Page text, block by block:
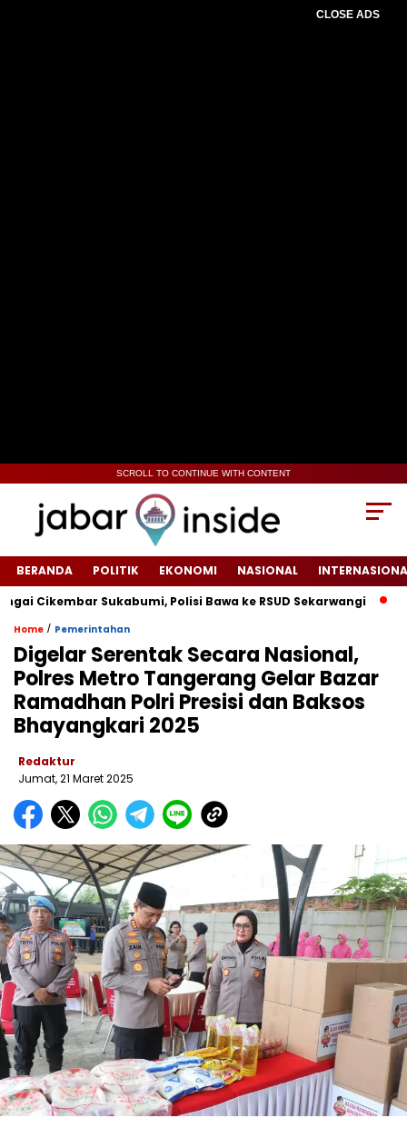
CLOSE ADS
SCROLL TO CONTINUE WITH CONTENT
BERANDA POLITIK EKONOMI NASIONAL
Sukabumi, Polisi Bawa ke RSUD Sekarwangi‎
Tiang
Home / Pemerintahan
Digelar Serentak Secara Nasional,
Polres Metro Tangerang Gelar Bazar
Ramadhan Polri Presisi dan Baksos
Bhayangkari 2025
Redaktur
Jumat, 21 Maret 2025